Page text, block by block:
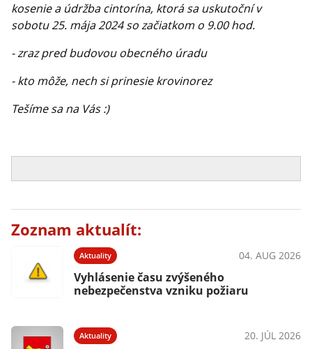
kosenie a údržba cintorína, ktorá sa uskutoční v
sobotu 25. mája 2024 so začiatkom o 9.00 hod.
- zraz pred budovou obecného úradu
- kto môže, nech si prinesie krovinorez
Tešíme sa na Vás :)
Zoznam aktualít:
Aktuality 04. AUG 2026
Vyhlásenie času zvýšeného
nebezpečenstva vzniku požiaru
Aktuality 20. JÚL 2026